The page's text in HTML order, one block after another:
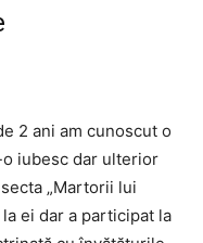
2 ani am cunoscut o
o iubesc dar ulterior
„Martorii lui
la ei dar a participat la